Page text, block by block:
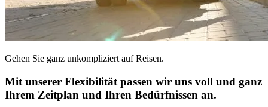
Gehen Sie ganz unkompliziert auf Reisen.
Mit unserer Flexibilität passen wir uns voll und ganz
Ihrem Zeitplan und Ihren Bedürfnissen an.